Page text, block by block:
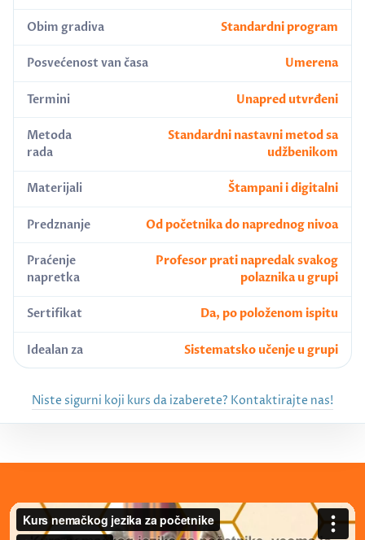
Obim gradiva Standardni program
Posvećenost van časa Umerena
Termini Unapred utvrđeni
Metoda
rada
Standardni nastavni metod sa
udžbenikom
Materijali Štampani i digitalni
Predznanje Od početnika do naprednog nivoa
Praćenje
napretka
Profesor prati napredak svakog
polaznika u grupi
Sertifikat Da, po položenom ispitu
Idealan za Sistematsko učenje u grupi
Niste sigurni koji kurs da izaberete? Kontaktirajte nas!